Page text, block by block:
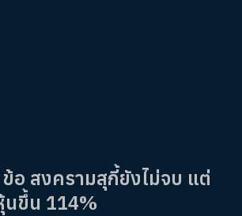
อ สงครามสุกี้ยังไม่จบ แต่
นขึ้น 114%